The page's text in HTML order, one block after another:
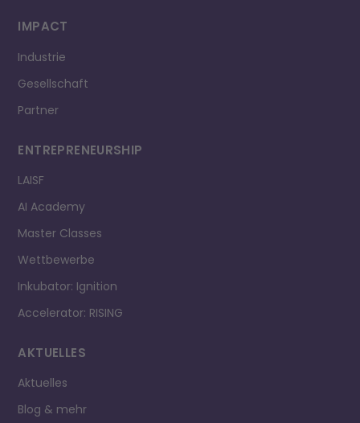
IMPACT
Industrie
Gesellschaft
Partner
ENTREPRE­NEURSHIP
LAISF
AI Academy
Master Classes
Wettbewerbe
Inkubator: Ignition
Accelerator: RISING
AKTUELLES
Aktuelles
Blog & mehr